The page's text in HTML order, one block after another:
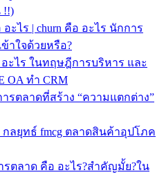
!!)
อะไร | churn คือ อะไร นักการ
าใจด้วยหรือ?
ะไร ในทฤษฎีการบริหาร และ
OA ทำ CRM
รตลาดที่สร้าง “ความแตกต่าง”
กลยุทธ์ fmcg ตลาดสินค้าอุปโภค
ตลาด คือ อะไร?สำคัญมั้ย?ใน